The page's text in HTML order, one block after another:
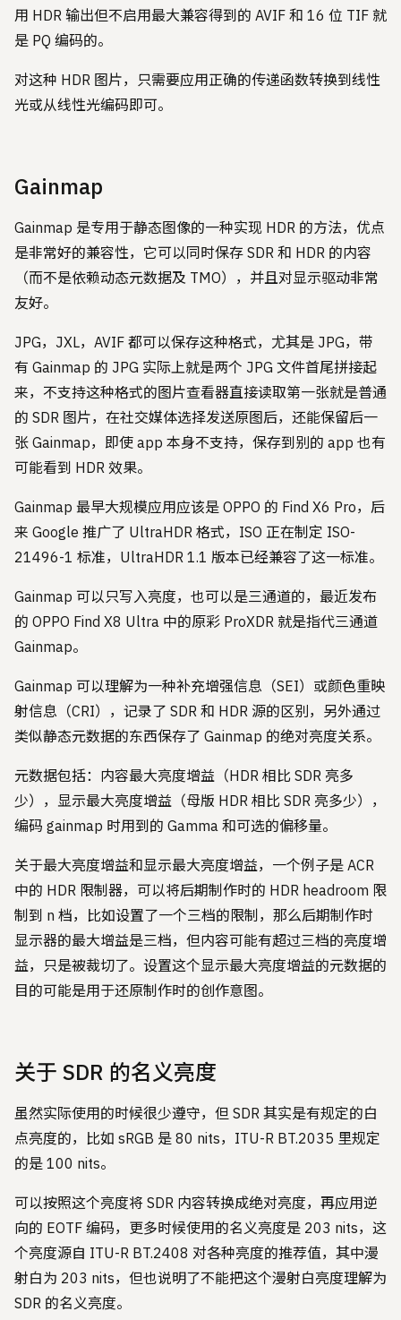
用 HDR 输出但不启用最大兼容得到的 AVIF 和 16 位 TIF 就
是 PQ 编码的。
对这种 HDR 图片，只需要应用正确的传递函数转换到线性
光或从线性光编码即可。
Gainmap
Gainmap 是专用于静态图像的一种实现 HDR 的方法，优点
是非常好的兼容性，它可以同时保存 SDR 和 HDR 的内容
（而不是依赖动态元数据及 TMO），并且对显示驱动非常
友好。
JPG，JXL，AVIF 都可以保存这种格式，尤其是 JPG，带
有 Gainmap 的 JPG 实际上就是两个 JPG 文件首尾拼接起
来，不支持这种格式的图片查看器直接读取第一张就是普通
的 SDR 图片，在社交媒体选择发送原图后，还能保留后一
张 Gainmap，即使 app 本身不支持，保存到别的 app 也有
可能看到 HDR 效果。
Gainmap 最早大规模应用应该是 OPPO 的 Find X6 Pro，后
来 Google 推广了 UltraHDR 格式，ISO 正在制定 ISO-
21496-1 标准，UltraHDR 1.1 版本已经兼容了这一标准。
Gainmap 可以只写入亮度，也可以是三通道的，最近发布
的 OPPO Find X8 Ultra 中的原彩 ProXDR 就是指代三通道
Gainmap。
Gainmap 可以理解为一种补充增强信息（SEI）或颜色重映
射信息（CRI），记录了 SDR 和 HDR 源的区别，另外通过
类似静态元数据的东西保存了 Gainmap 的绝对亮度关系。
元数据包括：内容最大亮度增益（HDR 相比 SDR 亮多
少），显示最大亮度增益（母版 HDR 相比 SDR 亮多少），
编码 gainmap 时用到的 Gamma 和可选的偏移量。
关于最大亮度增益和显示最大亮度增益，一个例子是 ACR
中的 HDR 限制器，可以将后期制作时的 HDR headroom 限
制到 n 档，比如设置了一个三档的限制，那么后期制作时
显示器的最大增益是三档，但内容可能有超过三档的亮度增
益，只是被裁切了。设置这个显示最大亮度增益的元数据的
目的可能是用于还原制作时的创作意图。
关于 SDR 的名义亮度
虽然实际使用的时候很少遵守，但 SDR 其实是有规定的白
点亮度的，比如 sRGB 是 80 nits，ITU-R BT.2035 里规定
的是 100 nits。
可以按照这个亮度将 SDR 内容转换成绝对亮度，再应用逆
向的 EOTF 编码，更多时候使用的名义亮度是 203 nits，这
个亮度源自 ITU-R BT.2408 对各种亮度的推荐值，其中漫
射白为 203 nits，但也说明了不能把这个漫射白亮度理解为
SDR 的名义亮度。